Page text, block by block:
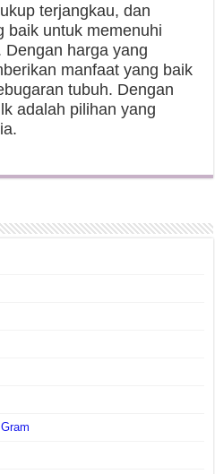
terjangkau, dan
baik untuk memenuhi
Dengan harga yang
manfaat yang baik
tubuh. Dengan
adalah pilihan yang